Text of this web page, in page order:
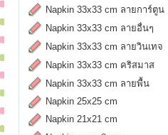
Napkin 33x33 cm ลายการ์ตูน
Napkin 33x33 cm ลายอื่นๆ
Napkin 33x33 cm ลายวินเทจ
Napkin 33x33 cm คริสมาส
Napkin 33x33 cm ลายพื้น
Napkin 25x25 cm
Napkin 21x21 cm